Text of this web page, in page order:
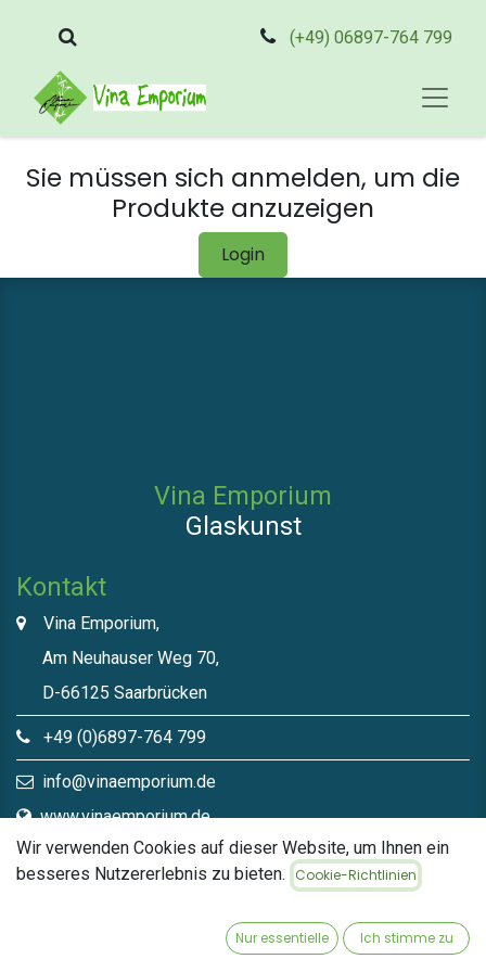
(+49) 06897-764 799
Sie müssen sich anmelden, um die
Produkte anzuzeigen
Login
Vina Emporium
Glaskunst
Kontakt
Vina Emporium,
Am Neuhauser Weg 70,
D-66125 Saarbrücken
+49 (0)6897-764 799
info@vinaemporium.de
www.vinaemporium.de
Direktlinks​
Wir verwenden Cookies auf dieser Website, um Ihnen ein
besseres Nutzererlebnis zu bieten.
Cookie-Richtlinien
Nur essentielle Ich stimme zu